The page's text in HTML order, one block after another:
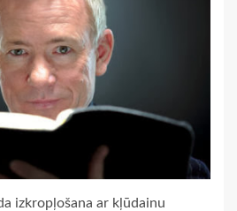
izkropļošana ar kļūdainu